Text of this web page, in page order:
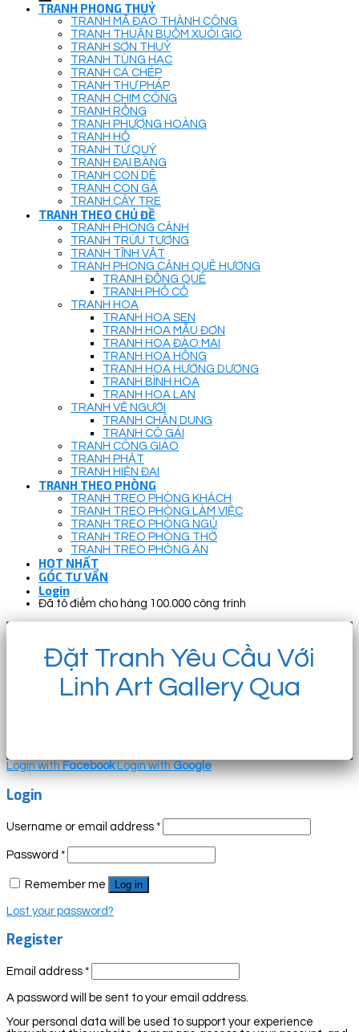
TRANH PHONG THUỶ
TRANH MÃ ĐÁO THÀNH CÔNG
TRANH THUẬN BUỒM XUÔI GIÓ
TRANH SƠN THUỶ
TRANH TÙNG HẠC
TRANH CÁ CHÉP
TRANH THƯ PHÁP
TRANH CHIM CÔNG
TRANH RỒNG
TRANH PHƯỢNG HOÀNG
TRANH HỔ
TRANH TỨ QUÝ
TRANH ĐẠI BÀNG
TRANH CON DÊ
TRANH CON GÀ
TRANH CÂY TRE
TRANH THEO CHỦ ĐỀ
TRANH PHONG CẢNH
TRANH TRỪU TƯỢNG
TRANH TĨNH VẬT
TRANH PHONG CẢNH QUÊ HƯƠNG
TRANH ĐỒNG QUÊ
TRANH PHỐ CỔ
TRANH HOA
TRANH HOA SEN
TRANH HOA MẪU ĐƠN
TRANH HOA ĐÀO MAI
TRANH HOA HỒNG
TRANH HOA HƯỚNG DƯƠNG
TRANH BÌNH HOA
TRANH HOA LAN
TRANH VẼ NGƯỜI
TRANH CHÂN DUNG
TRANH CÔ GÁI
TRANH CÔNG GIÁO
TRANH PHẬT
TRANH HIỆN ĐẠI
TRANH THEO PHÒNG
TRANH TREO PHÒNG KHÁCH
TRANH TREO PHÒNG LÀM VIỆC
TRANH TREO PHÒNG NGỦ
TRANH TREO PHÒNG THỜ
TRANH TREO PHÒNG ĂN
HOT NHẤT
GÓC TƯ VẤN
Login
Đã tô điểm cho hàng 100.000 công trình
Đặt Tranh Yêu Cầu Với
Linh Art Gallery Qua
Login withFacebook Login withGoogle
Login
Username or email address *
Password *
Remember me Log in
Lost your password?
Register
Email address *
A password will be sent to your email address.
Your personal data will be used to support your experience